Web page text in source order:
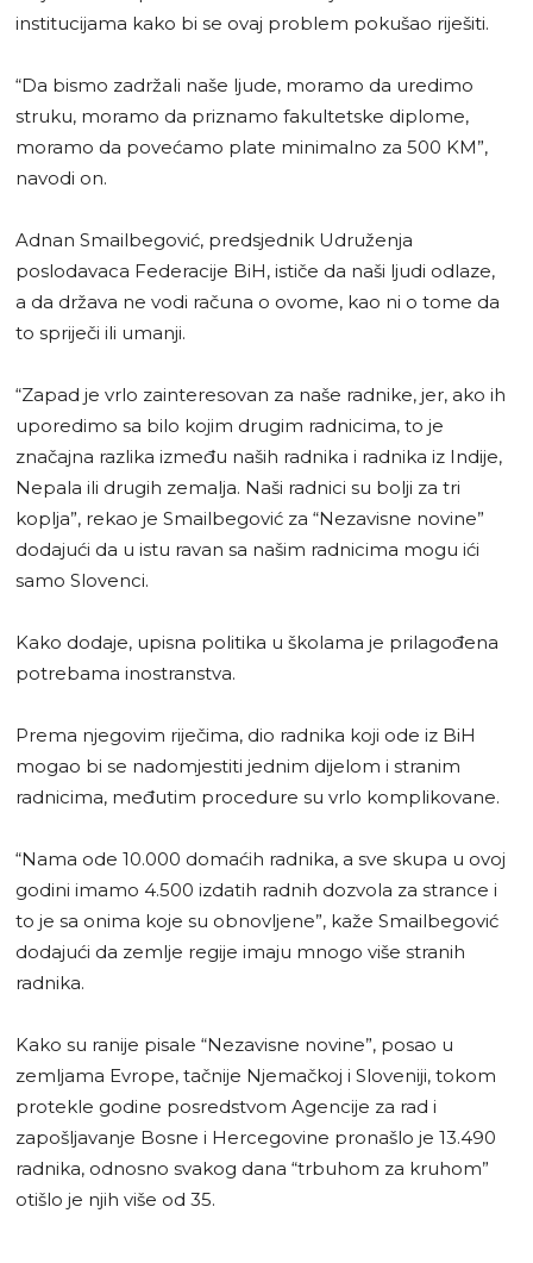
institucijama kako bi se ovaj problem pokušao riješiti.
“Da bismo zadržali naše ljude, moramo da uredimo
struku, moramo da priznamo fakultetske diplome,
moramo da povećamo plate minimalno za 500 KM”,
navodi on.
Adnan Smailbegović, predsjednik Udruženja
poslodavaca Federacije BiH, ističe da naši ljudi odlaze,
a da država ne vodi računa o ovome, kao ni o tome da
to spriječi ili umanji.
“Zapad je vrlo zainteresovan za naše radnike, jer, ako ih
uporedimo sa bilo kojim drugim radnicima, to je
značajna razlika između naših radnika i radnika iz Indije,
Nepala ili drugih zemalja. Naši radnici su bolji za tri
koplja”, rekao je Smailbegović za “Nezavisne novine”
dodajući da u istu ravan sa našim radnicima mogu ići
samo Slovenci.
Kako dodaje, upisna politika u školama je prilagođena
potrebama inostranstva.
Prema njegovim riječima, dio radnika koji ode iz BiH
mogao bi se nadomjestiti jednim dijelom i stranim
radnicima, međutim procedure su vrlo komplikovane.
“Nama ode 10.000 domaćih radnika, a sve skupa u ovoj
godini imamo 4.500 izdatih radnih dozvola za strance i
to je sa onima koje su obnovljene”, kaže Smailbegović
dodajući da zemlje regije imaju mnogo više stranih
radnika.
Kako su ranije pisale “Nezavisne novine”, posao u
zemljama Evrope, tačnije Njemačkoj i Sloveniji, tokom
protekle godine posredstvom Agencije za rad i
zapošljavanje Bosne i Hercegovine pronašlo je 13.490
radnika, odnosno svakog dana “trbuhom za kruhom”
otišlo je njih više od 35.